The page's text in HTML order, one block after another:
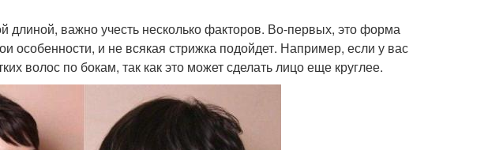
длиной, важно учесть несколько факторов. Во-первых, это форма
особенности, и не всякая стрижка подойдет. Например, если у вас
волос по бокам, так как это может сделать лицо еще круглее.